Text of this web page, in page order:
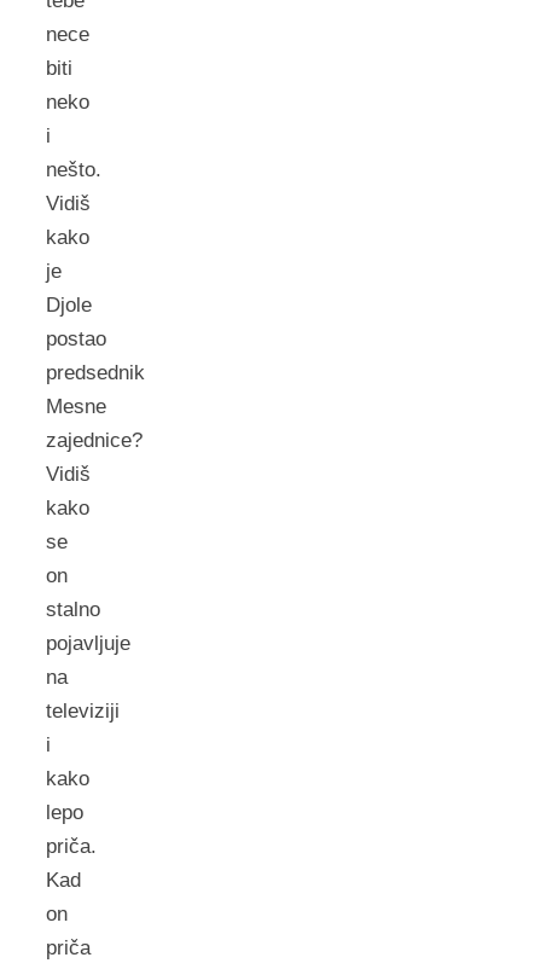
nece
biti
neko
i
nešto.
Vidiš
kako
je
Djole
postao
predsednik
Mesne
zajednice?
Vidiš
kako
se
on
stalno
pojavljuje
na
televiziji
i
kako
lepo
priča.
Kad
on
priča